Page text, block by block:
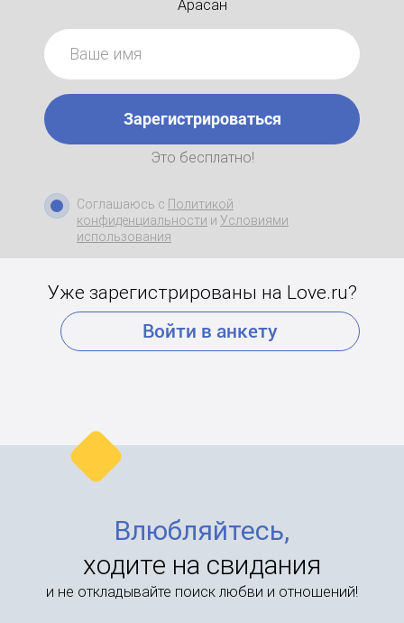
Арасан
Зарегистрироваться
Это бесплатно!
Соглашаюсь с Политикой
конфиденциальности и Условиями
использования
Уже зарегистрированы на Love.ru?
Войти в анкету
Влюбляйтесь,
ходите на свидания
и не откладывайте поиск любви и отношений!